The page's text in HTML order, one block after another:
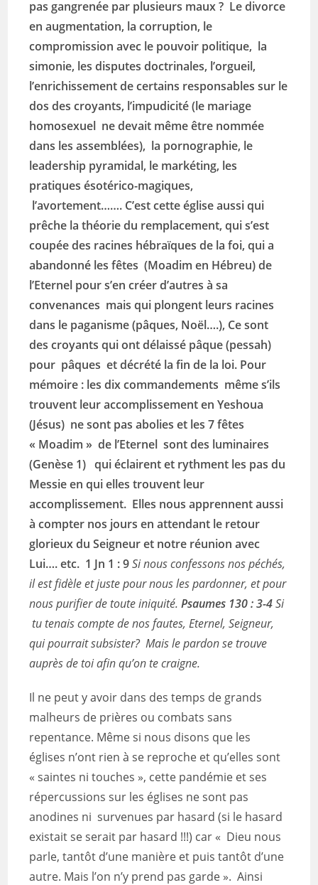
pas gangrenée par plusieurs maux ? Le divorce
en augmentation, la corruption, le
compromission avec le pouvoir politique, la
simonie, les disputes doctrinales, l’orgueil,
l’enrichissement de certains responsables sur le
dos des croyants, l’impudicité (le mariage
homosexuel ne devait même être nommée
dans les assemblées), la pornographie, le
leadership pyramidal, le markéting, les
pratiques ésotérico-magiques,
l’avortement……. C’est cette église aussi qui
prêche la théorie du remplacement, qui s’est
coupée des racines hébraïques de la foi, qui a
abandonné les fêtes (Moadim en Hébreu) de
l’Eternel pour s’en créer d’autres à sa
convenances mais qui plongent leurs racines
dans le paganisme (pâques, Noël….), Ce sont
des croyants qui ont délaissé pâque (pessah)
pour pâques et décrété la fin de la loi. Pour
mémoire : les dix commandements même s’ils
trouvent leur accomplissement en Yeshoua
(Jésus) ne sont pas abolies et les 7 fêtes
« Moadim » de l’Eternel sont des luminaires
(Genèse 1) qui éclairent et rythment les pas du
Messie en qui elles trouvent leur
accomplissement. Elles nous apprennent aussi
à compter nos jours en attendant le retour
glorieux du Seigneur et notre réunion avec
Lui….etc. 1 Jn 1 : 9Si nous confessons nos péchés,
il est fidèle et juste pour nous les pardonner, et pour
nous purifier de toute iniquité. Psaumes 130 : 3-4Si
tu tenais compte de nos fautes, Eternel, Seigneur,
qui pourrait subsister? Mais le pardon se trouve
auprès de toi afin qu’on te craigne.
Il ne peut y avoir dans des temps de grands
malheurs de prières ou combats sans
repentance. Même si nous disons que les
églises n’ont rien à se reproche et qu’elles sont
« saintes ni touches », cette pandémie et ses
répercussions sur les églises ne sont pas
anodines ni survenues par hasard (si le hasard
existait se serait par hasard !!!) car « Dieu nous
parle, tantôt d’une manière et puis tantôt d’une
autre. Mais l’on n’y prend pas garde ». Ainsi